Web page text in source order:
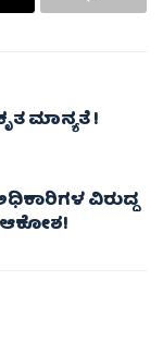
ಮಾನ್ಯತೆ !
ವಿರುದ್ದ